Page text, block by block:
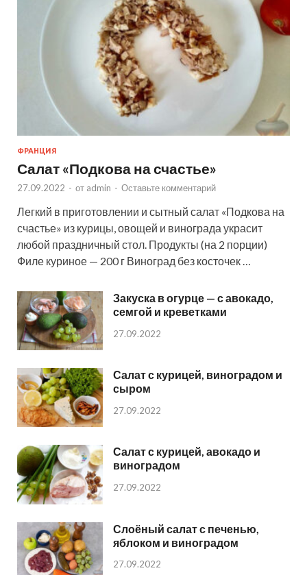
ФРАНЦИЯ
Салат «Подкова на счастье»
27.09.2022 - от admin - Оставьте комментарий
Легкий в приготовлении и сытный салат «Подкова на
счастье» из курицы, овощей и винограда украсит
любой праздничный стол. Продукты (на 2 порции)
Филе куриное — 200 г Виноград без косточек …
Закуска в огурце — с авокадо,
семгой и креветками
27.09.2022
Салат с курицей, виноградом и
сыром
27.09.2022
Салат с курицей, авокадо и
виноградом
27.09.2022
Слоёный салат с печенью,
яблоком и виноградом
27.09.2022